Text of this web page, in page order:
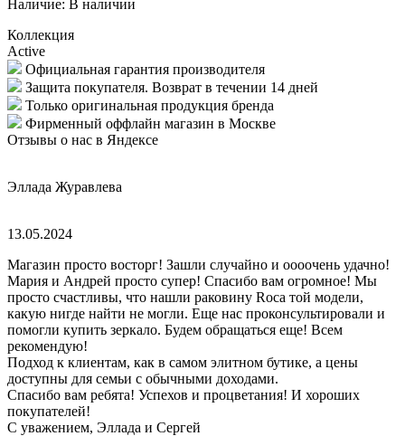
Наличие: В наличии
Коллекция
Active
Официальная гарантия производителя
Защита покупателя. Возврат в течении 14 дней
Только оригинальная продукция бренда
Фирменный оффлайн магазин в Москве
Отзывы о нас в Яндексе
Эллада Журавлева
13.05.2024
Магазин просто восторг! Зашли случайно и оооочень удачно!
Мария и Андрей просто супер! Спасибо вам огромное! Мы
просто счастливы, что нашли раковину Roca той модели,
какую нигде найти не могли. Еще нас проконсультировали и
помогли купить зеркало. Будем обращаться еще! Всем
рекомендую!
Подход к клиентам, как в самом элитном бутике, а цены
доступны для семьи с обычными доходами.
Спасибо вам ребята! Успехов и процветания! И хороших
покупателей!
С уважением, Эллада и Сергей